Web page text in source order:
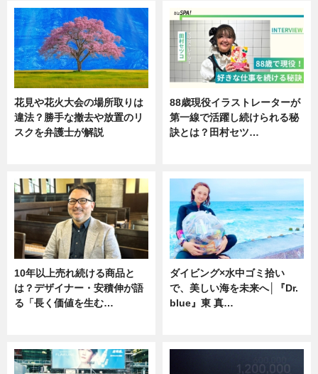
花見や花火大会の場所取りは
違法？勝手な撤去や放置のリ
スクを弁護士が解説
88歳現役イラストレーターが
第一線で活躍し続けられる秘
訣とは？田村セツ…
10年以上売れ続ける商品と
は？デザイナー・安積伸が語
る「長く価値を生む…
ダイビング×水中ゴミ拾い
で、美しい海を未来へ│『Dr.
blue』東 真…